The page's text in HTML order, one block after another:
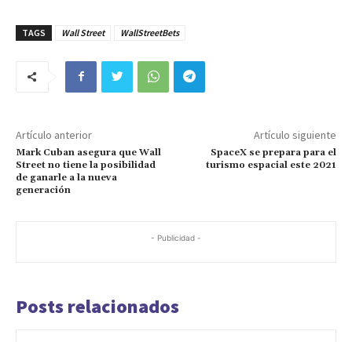
TAGS Wall Street WallStreetBets
Artículo anterior
Mark Cuban asegura que Wall
Street no tiene la posibilidad
de ganarle a la nueva
generación
Artículo siguiente
SpaceX se prepara para el
turismo espacial este 2021
- Publicidad -
Posts relacionados